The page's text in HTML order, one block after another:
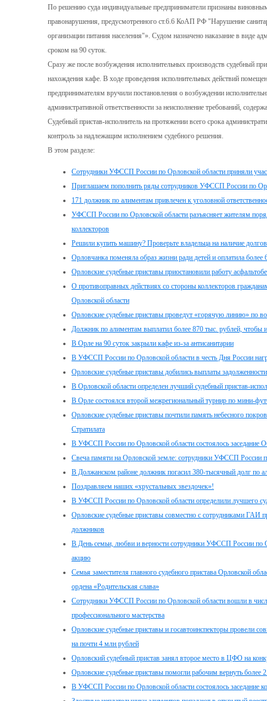
По решению суда индивидуальные предприниматели признаны
правонарушения, предусмотренного ст.6.6 КоАП РФ "Нарушение
организации питания населения"». Судом назначено наказание в виде
сроком на 90 суток.
Сразу же после возбуждения исполнительных производств судебный
нахождения кафе. В ходе проведения исполнительных действий
предпринимателям вручили постановления о возбуждении
административной ответственности за неисполнение требований,
Судебный пристав-исполнитель на протяжении всего срока
контроль за надлежащим исполнением судебного решения.
В этом разделе:
Сотрудники УФССП России по Орловской области приняли
Приглашаем пополнить ряды сотрудников УФССП России по
171 должник по алиментам привлечен к уголовной
УФССП России по Орловской области разъясняет жителям
коллекторов
Решили купить машину? Проверьте владельца на наличие
Орловчанка поменяла образ жизни ради детей и оплатила
Орловские судебные приставы приостановили работу
О противоправных действиях со стороны коллекторов
Орловской области
Орловские судебные приставы проведут «горячую линию» по
Должник по алиментам выплатил более 870 тыс. рублей, чтобы
В Орле на 90 суток закрыли кафе из-за антисанитарии
В УФССП России по Орловской области в честь Дня России
Орловские судебные приставы добились выплаты
В Орловской области определен лучший судебный пристав-
В Орле состоялся второй межрегиональный турнир по мини-
Орловские судебные приставы почтили память небесного
Стратилата
В УФССП России по Орловской области состоялось заседание
Свеча памяти на Орловской земле: сотрудники УФССП России
В Должанском районе должник погасил 380-тысячный долг по
Поздравляем наших «хрустальных звездочек»!
В УФССП России по Орловской области определили лучшего
Орловские судебные приставы совместно с сотрудниками ГАИ
должников
В День семьи, любви и верности сотрудники УФССП России по
акцию
Семья заместителя главного судебного пристава Орловской
ордена «Родительская слава»
Сотрудники УФССП России по Орловской области вошли в
профессионального мастерства
Орловские судебные приставы и госавтоинспекторы провели
на почти 4 млн рублей
Орловский судебный пристав занял второе место в ЦФО на
Орловские судебные приставы помогли рабочим вернуть более
В УФССП России по Орловской области состоялось заседание